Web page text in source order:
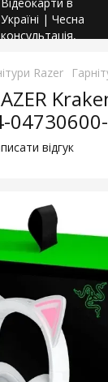
Razer
відгук